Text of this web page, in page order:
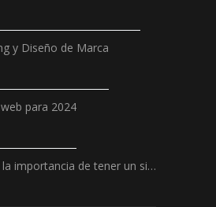
y Diseño de Marca
para 2024
importancia de tener un si…